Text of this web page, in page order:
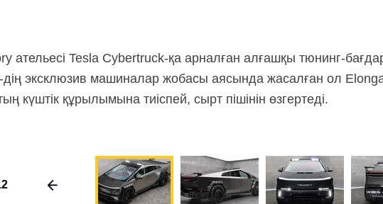
ательесі Tesla Cybertruck-қаарналған алғашқы тюнинг-
эксклюзив машиналар жобасы аясында жасалған ол
күштік құрылымына тиіспей, сырт пішінін өзгертеді.